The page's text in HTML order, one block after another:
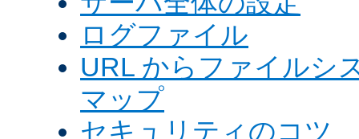
ログファイル
URL からファイルシ
マップ
セキュリティのコツ